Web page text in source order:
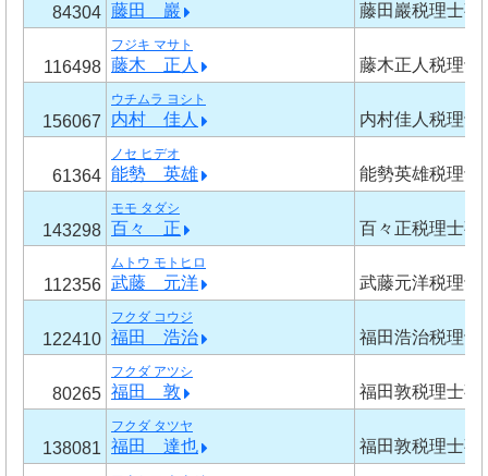
84304 藤田 巖 藤田巖税理士事
116498
フジキ マサト
藤木 正人 藤木正人税理士
156067
ウチムラ ヨシト
内村 佳人 内村佳人税理士
61364
ノセ ヒデオ
能勢 英雄 能勢英雄税理士
143298
モモ タダシ
百々 正 百々正税理士事
112356
ムトウ モトヒロ
武藤 元洋 武藤元洋税理士
122410
フクダ コウジ
福田 浩治 福田浩治税理士
80265
フクダ アツシ
福田 敦 福田敦税理士事
138081
フクダ タツヤ
福田 達也 福田敦税理士事